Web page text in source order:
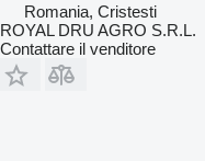
Romania, Cristesti
ROYAL DRU AGRO S.R.L.
Contattare il venditore